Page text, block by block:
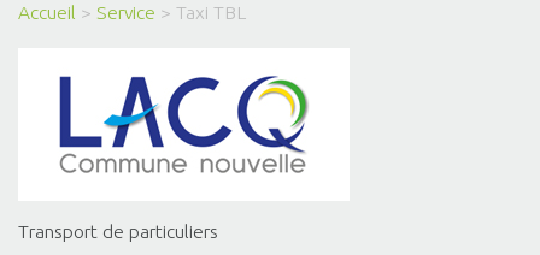
Accueil > Service > Taxi TBL
Transport de particuliers